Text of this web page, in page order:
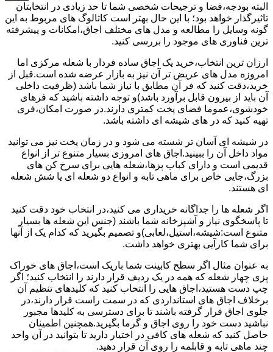
البته بودجه،فضا و ترجیحات شخصی شما تا حد زیادی در انتخابتان
تاثیرگذار خواهد بود؛ با این حال بهتر است کاتالوگ های مربوط به این
گونه وسایل را مطالعه و مدل های مختلف اجاق،امکانات و پیشرفته
ترین فناوری های موجود را بررسی کنید.
ارزان ترین انتخاب،خرید یک اجاق ساده فردار با شعله مرکزی اما
امروزه مدل های عریض تر آن نیز به بازار عرضه شده است.قبل از
خرید،دقت کنید که فر آن مطابق با نیاز شما باشد (ظرفیت داخلی
آن باید از بیرون قابل برآورد باشد)و توجه داشته باشید که فرهای
خودشوی،عموما فضای پخت کمتری دارند.در صورت امکان،فری
تهیه کنید که در های شیشه ای داشته باشد.
در شیشه ای آسان تر شسته می شود و در زمان پخت نیز می توانید
مواد داخل آن را ببینید.اجاق های امروزی بسیار متنوع تر از انواع
قدیمی است و دارای کباب پزها،شعله هایی برای سرخ کن های
بزرگ،جایی خاص برای ماهی تابه و انواع دو شعله ای یا شش شعله
ای هستند.
اگر شعله ها را جداگانه خریداری می کنید،در انتخاب خود دقت کنید
تا پاسخگوی نیاز و آشپزخانه شما باشند (جنس این شعله ها بسیار
متنوع است:شیشه،استیل،لعابی)و تصمیم بگیرید که کدام یک از آنها
برای شما کارآیی بهتری خواهد داشت.
به عنوان مثال اگر سطح کابینت شما باریک است،اجاق های خوراک
پزی چهار شعله که همه در یک ردیف قرار دارند را انتخاب کنید؛ اگر
چپ دست هستید،اجاق هایی را انتخاب کنید که کلیدهای تنظیم آن
برخلاف اجاق های استانداردی که در سمت راست قرار دارند،در
جلوی اجاق قرار گرفته باشند تا برای دسترسی به کلیدها مجبور
نباشید دست خود را روی اجاق و گرما بگیرید.همچنین اطمینان
حاصل کنید که شعله های کافی در اختیار دارید تا بتوانید در آن واحد
چند ماهی تابه و قابلمه را روی آن قرار دهید.